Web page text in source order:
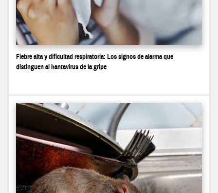
Fiebre alta y dificultad respiratoria: Los signos de alarma que
distinguen al hantavirus de la gripe